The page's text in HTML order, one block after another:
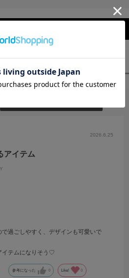
スタッフレビュー（0）
2026.6.25
アイテム
過ごしやすく、デザインも可愛いで
イテムになりそう♡
参考になった 0 Like! 0